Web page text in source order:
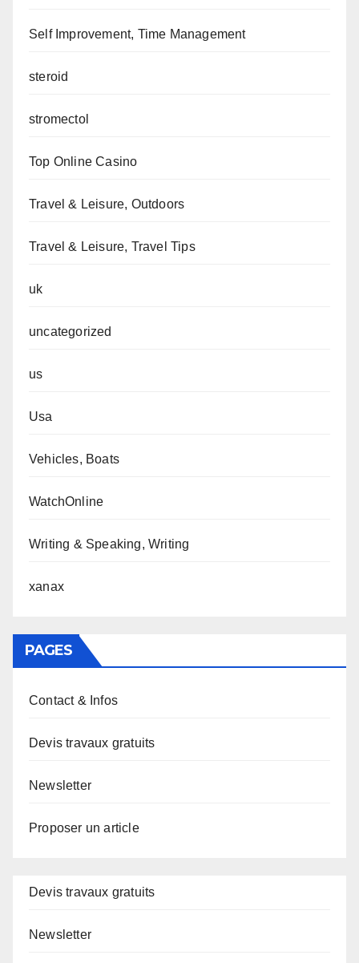
Self Improvement, Time Management
steroid
stromectol
Top Online Casino
Travel & Leisure, Outdoors
Travel & Leisure, Travel Tips
uk
uncategorized
us
Usa
Vehicles, Boats
WatchOnline
Writing & Speaking, Writing
xanax
PAGES
Contact & Infos
Devis travaux gratuits
Newsletter
Proposer un article
Devis travaux gratuits
Newsletter